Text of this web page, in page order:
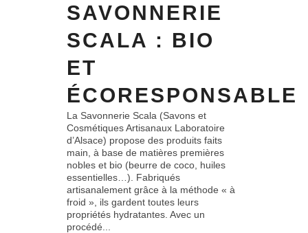
SAVONNERIE
SCALA : BIO
ET
ÉCORESPONSABLE
La Savonnerie Scala (Savons et
Cosmétiques Artisanaux Laboratoire
d’Alsace) propose des produits faits
main, à base de matières premières
nobles et bio (beurre de coco, huiles
essentielles…). Fabriqués
artisanalement grâce à la méthode « à
froid », ils gardent toutes leurs
propriétés hydratantes. Avec un
procédé...